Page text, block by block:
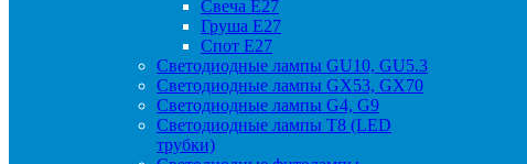
Свеча Е27
Груша Е27
Спот Е27
Светодиодные лампы GU10, GU5.3
Светодиодные лампы GX53, GX70
Светодиодные лампы G4, G9
Светодиодные лампы Т8 (LED
трубки)